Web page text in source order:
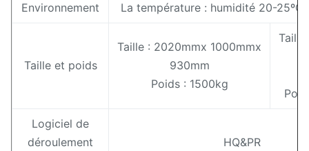
Environnement La température : humidité 20-25ºC
Taille et poids
Taille : 2020mmx 1000mmx
930mm
Poids : 1500kg
Taille
Logiciel de
déroulement
HQ&PR